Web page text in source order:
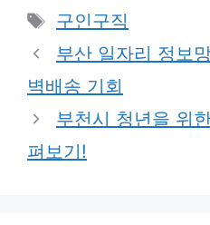
Tags
구인구직
부산 일자리 정보
벽배송 기회
부천시 청년을 위
펴보기!